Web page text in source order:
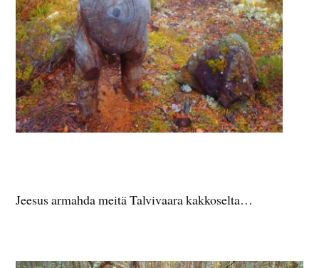
Jeesus armahda meitä Talvivaara kakkoselta…